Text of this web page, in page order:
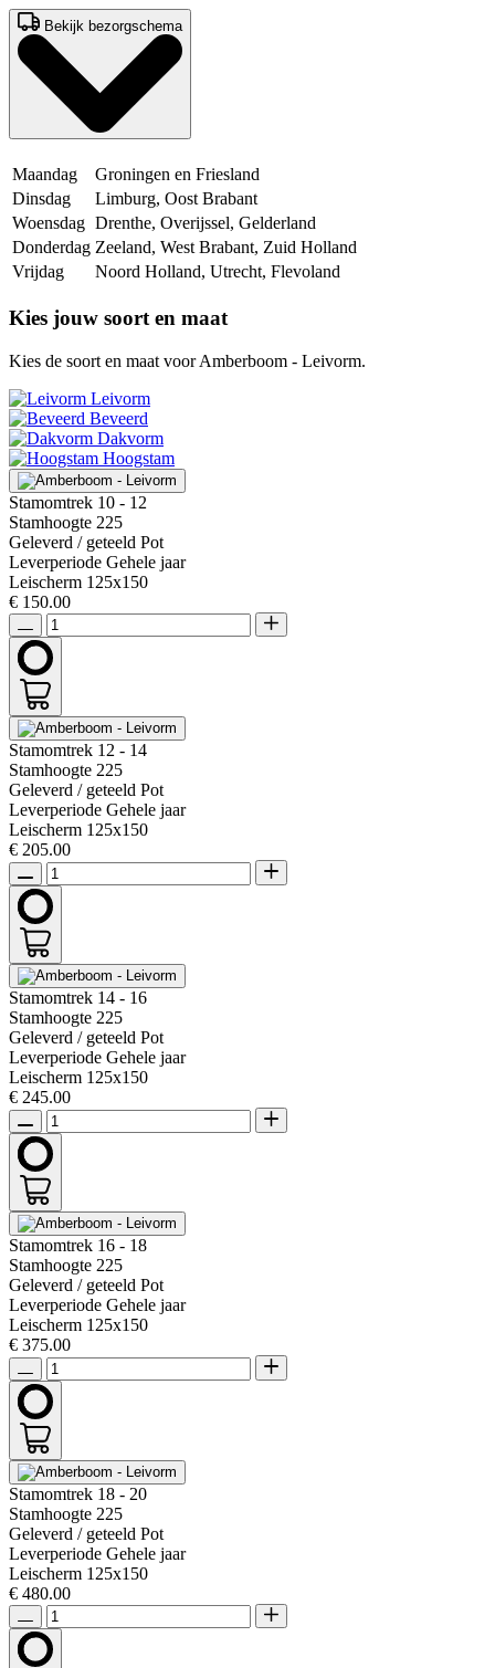
Bekijk bezorgschema
Maandag
Groningen en Friesland
Dinsdag
Limburg, Oost Brabant
Woensdag Drenthe, Overijssel, Gelderland
Donderdag Zeeland, West Brabant, Zuid Holland
Vrijdag
Noord Holland, Utrecht, Flevoland
Kies jouw soort en maat
Kies de soort en maat voor Amberboom - Leivorm.
Leivorm
Beveerd
Dakvorm
Hoogstam
Stamomtrek 10 - 12
Stamhoogte 225
Geleverd / geteeld Pot
Leverperiode Gehele jaar
Leischerm 125x150
€ 150.00
Stamomtrek 12 - 14
Stamhoogte 225
Geleverd / geteeld Pot
Leverperiode Gehele jaar
Leischerm 125x150
€ 205.00
Stamomtrek 14 - 16
Stamhoogte 225
Geleverd / geteeld Pot
Leverperiode Gehele jaar
Leischerm 125x150
€ 245.00
Stamomtrek 16 - 18
Stamhoogte 225
Geleverd / geteeld Pot
Leverperiode Gehele jaar
Leischerm 125x150
€ 375.00
Stamomtrek 18 - 20
Stamhoogte 225
Geleverd / geteeld Pot
Leverperiode Gehele jaar
Leischerm 125x150
€ 480.00